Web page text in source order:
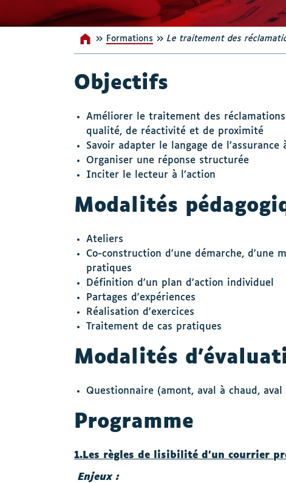
Accueil
» Formations » Le traitement des
Objectifs
Améliorer le traitement des
qualité, de réactivité et de proximité
Savoir adapter le langage de
Organiser une réponse structurée
Inciter le lecteur à l’action
Modalités
Ateliers
Co-construction d'une démarche, d'une
pratiques
Définition d'un plan d'action individuel
Partages d'expériences
Réalisation d'exercices
Traitement de cas pratiques
Modalités
Questionnaire (amont, aval à chaud,
Programme
1.Les règles de lisibilité d’un courrier
Enjeux :